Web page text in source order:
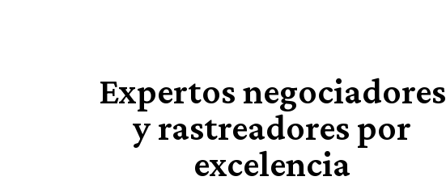
Expertos negociadores
y rastreadores por
excelencia